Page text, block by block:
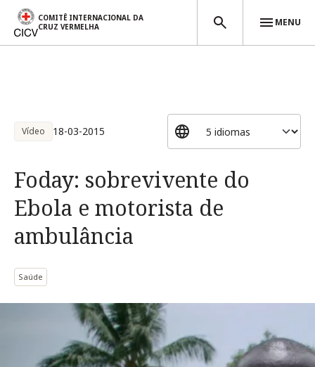
COMITÊ INTERNACIONAL DA
CRUZ VERMELHA
MENU
Vídeo 18-03-2015
Foday: sobrevivente do
Ebola e motorista de
ambulância
Saúde